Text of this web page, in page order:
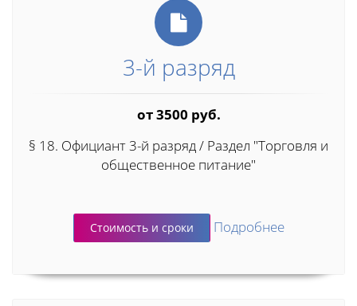
3-й разряд
от 3500 руб.
§ 18. Официант 3-й разряд / Раздел "Торговля и
общественное питание"
Стоимость и сроки Подробнее